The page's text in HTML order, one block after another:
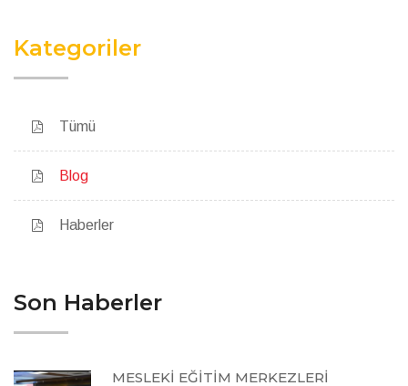
Kategoriler
Tümü
Blog
Haberler
Son Haberler
MESLEKİ EĞİTİM MERKEZLERİ